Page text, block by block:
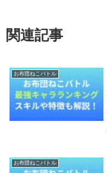
関連記事
お布団ねこバトル
お布団ねこバトル